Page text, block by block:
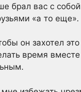
брал вас с
«а то еще».
он захотел
время